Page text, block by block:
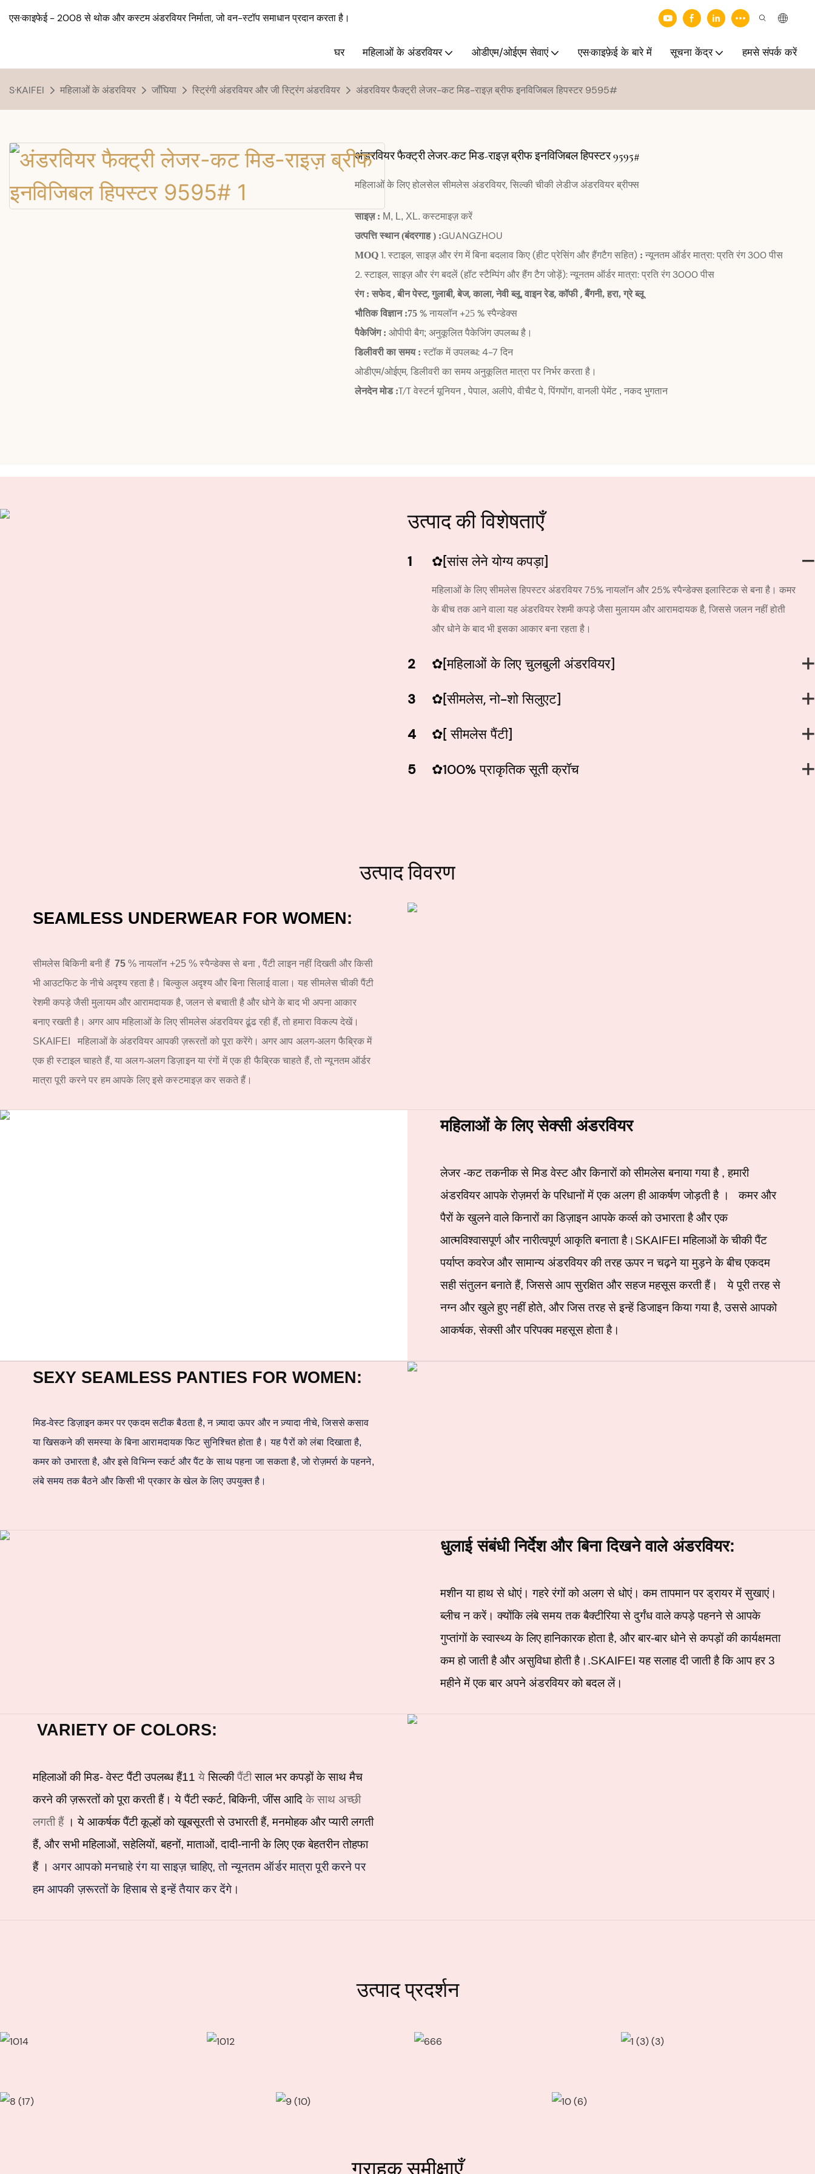
एस·काइफेई - 2008 से थोक और कस्टम अंडरवियर निर्माता, जो वन-स्टॉप समाधान प्रदान करता है।
घर महिलाओं के अंडरवियर ओडीएम/ओईएम सेवाएं एस·काइफ़ेई के बारे में सूचना केंद्र हमसे संपर्क करें
S·KAIFEI महिलाओं के अंडरवियर जाँघिया स्ट्रिंगी अंडरवियर और जी स्ट्रिंग अंडरवियर अंडरवियर फैक्ट्री लेजर-कट मिड-राइज़ ब्रीफ इनविजिबल हिपस्टर 9595#
अंडरवियर फैक्ट्री लेजर-कट मिड-राइज़ ब्रीफ इनविजिबल हिपस्टर 9595#
महिलाओं के लिए होलसेल सीमलेस अंडरवियर, सिल्की चीकी लेडीज अंडरवियर ब्रीफ्स
साइज़ : M, L, XL. कस्टमाइज़ करें
उत्पत्ति स्थान (बंदरगाह ) :GUANGZHOU
MOQ 1. स्टाइल, साइज़ और रंग में बिना बदलाव किए (हीट प्रेसिंग और हैंगटैग सहित) : न्यूनतम ऑर्डर मात्रा: प्रति रंग 300 पीस
2. स्टाइल, साइज़ और रंग बदलें (हॉट स्टैम्पिंग और हैंग टैग जोड़ें): न्यूनतम ऑर्डर मात्रा: प्रति रंग 3000 पीस
रंग : सफेद , बीन पेस्ट, गुलाबी, बेज, काला, नेवी ब्लू, वाइन रेड, कॉफी , बैंगनी, हरा, ग्रे ब्लू
भौतिक विज्ञान :75 % नायलॉन +25 % स्पैन्डेक्स
पैकेजिंग : ओपीपी बैग; अनुकूलित पैकेजिंग उपलब्ध है।
डिलीवरी का समय : स्टॉक में उपलब्ध: 4-7 दिन
ओडीएम/ओईएम, डिलीवरी का समय अनुकूलित मात्रा पर निर्भर करता है।
लेनदेन मोड : T/T वेस्टर्न यूनियन , पेपाल, अलीपे, वीचैट पे, पिंगपोंग, वानली पेमेंट , नकद भुगतान
उत्पाद की विशेषताएँ
1 ✿[सांस लेने योग्य कपड़ा]
महिलाओं के लिए सीमलेस हिपस्टर अंडरवियर 75% नायलॉन और 25% स्पैन्डेक्स इलास्टिक से बना है। कमर
के बीच तक आने वाला यह अंडरवियर रेशमी कपड़े जैसा मुलायम और आरामदायक है, जिससे जलन नहीं होती
और धोने के बाद भी इसका आकार बना रहता है।
2
✿[महिलाओं के लिए चुलबुली अंडरवियर]
3
✿[सीमलेस, नो-शो सिलुएट]
4
✿[ सीमलेस पैंटी]
5
✿100% प्राकृतिक सूती क्रॉच
उत्पाद विवरण
SEAMLESS UNDERWEAR FOR WOMEN:
सीमलेस बिकिनी बनी हैं 75 % नायलॉन +25 % स्पैन्डेक्स से बना , पैंटी लाइन नहीं दिखती और किसी
भी आउटफिट के नीचे अदृश्य रहता है। बिल्कुल अदृश्य और बिना सिलाई वाला। यह सीमलेस चीकी पैंटी
रेशमी कपड़े जैसी मुलायम और आरामदायक है, जलन से बचाती है और धोने के बाद भी अपना आकार
बनाए रखती है। अगर आप महिलाओं के लिए सीमलेस अंडरवियर ढूंढ रही हैं, तो हमारा विकल्प देखें।
SKAIFEI
महिलाओं के अंडरवियर आपकी ज़रूरतों को पूरा करेंगे। अगर आप अलग-अलग फैब्रिक में
एक ही स्टाइल चाहते हैं, या अलग-अलग डिज़ाइन या रंगों में एक ही फैब्रिक चाहते हैं, तो न्यूनतम ऑर्डर
मात्रा पूरी करने पर हम आपके लिए इसे कस्टमाइज़ कर सकते हैं।
महिलाओं के लिए सेक्सी अंडरवियर
लेजर -कट तकनीक से मिड वेस्ट और किनारों को सीमलेस बनाया गया है , हमारी
अंडरवियर आपके रोज़मर्रा के परिधानों में एक अलग ही आकर्षण जोड़ती है ।
कमर और
पैरों के खुलने वाले किनारों का डिज़ाइन आपके कर्व्स को उभारता है और एक
आत्मविश्वासपूर्ण और नारीत्वपूर्ण आकृति बनाता है। SKAIFEI महिलाओं के चीकी पैंट
पर्याप्त कवरेज और सामान्य अंडरवियर की तरह ऊपर न चढ़ने या मुड़ने के बीच एकदम
सही संतुलन बनाते हैं, जिससे आप सुरक्षित और सहज महसूस करती हैं।
ये पूरी तरह से
नग्न और खुले हुए नहीं होते, और जिस तरह से इन्हें डिजाइन किया गया है, उससे आपको
आकर्षक, सेक्सी और परिपक्व महसूस होता है।
SEXY SEAMLESS PANTIES FOR WOMEN:
मिड-वेस्ट डिज़ाइन कमर पर एकदम सटीक बैठता है, न ज़्यादा ऊपर और न ज़्यादा नीचे, जिससे कसाव
या खिसकने की समस्या के बिना आरामदायक फिट सुनिश्चित होता है। यह पैरों को लंबा दिखाता है,
कमर को उभारता है, और इसे विभिन्न स्कर्ट और पैंट के साथ पहना जा सकता है, जो रोज़मर्रा के पहनने,
लंबे समय तक बैठने और किसी भी प्रकार के खेल के लिए उपयुक्त है।
धुलाई संबंधी निर्देश और बिना दिखने वाले अंडरवियर:
मशीन या हाथ से धोएं। गहरे रंगों को अलग से धोएं। कम तापमान पर ड्रायर में सुखाएं।
ब्लीच न करें। क्योंकि लंबे समय तक बैक्टीरिया से दुर्गंध वाले कपड़े पहनने से आपके
गुप्तांगों के स्वास्थ्य के लिए हानिकारक होता है, और बार-बार धोने से कपड़ों की कार्यक्षमता
कम हो जाती है और असुविधा होती है। .SKAIFEI यह सलाह दी जाती है कि आप हर 3
महीने में एक बार अपने अंडरवियर को बदल लें।
VARIETY OF COLORS:
महिलाओं की मिड- वेस्ट पैंटी उपलब्ध हैं11 येसिल्कीपैंटीसाल भर कपड़ों के साथ मैच
करने की ज़रूरतों को पूरा करती हैं। ये पैंटी स्कर्ट, बिकिनी, जींस आदिके साथ अच्छी
लगती हैं । ये आकर्षक पैंटी कूल्हों को खूबसूरती से उभारती हैं, मनमोहक और प्यारी लगती
हैं, और सभी महिलाओं, सहेलियों, बहनों, माताओं, दादी-नानी के लिए एक बेहतरीन तोहफा
हैं । अगर आपको मनचाहे रंग या साइज़ चाहिए, तो न्यूनतम ऑर्डर मात्रा पूरी करने पर
हम आपकी ज़रूरतों के हिसाब से इन्हें तैयार कर देंगे।
उत्पाद प्रदर्शन